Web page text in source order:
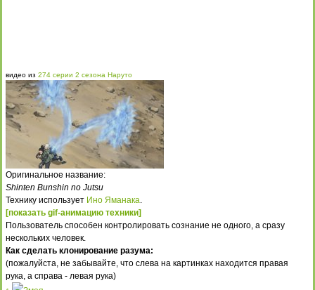
видео из 274 серии 2 сезона Наруто
Оригинальное название:
Shinten Bunshin no Jutsu
Технику использует Ино Яманака.
[показать gif-анимацию техники]
Пользователь способен контролировать сознание не одного, а сразу
нескольких человек.
Как сделать клонирование разума:
(пожалуйста, не забывайте, что слева на картинках находится правая
рука, а справа - левая рука)